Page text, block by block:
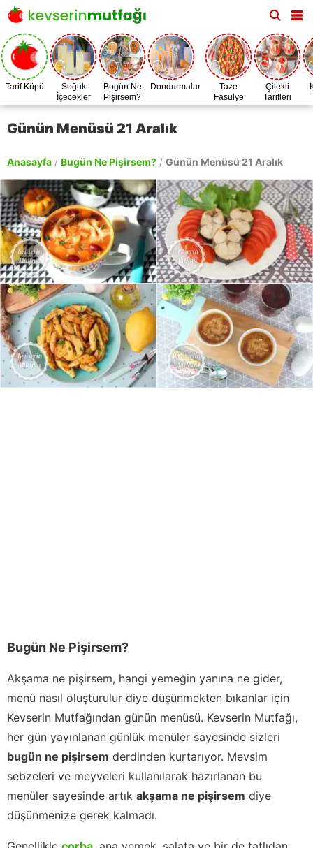
Tarif Küpü
Soğuk
İçecekler
Bugün Ne
Pişirsem?
Dondurmalar
Taze
Fasulye
Zamanı
Çilekli
Tarifleri
Günün Menüsü 21 Aralık
Anasayfa / Bugün Ne Pişirsem? / Günün Menüsü 21 Aralık
Bugün Ne Pişirsem?
Akşama ne pişirsem, hangi yemeğin yanına ne gider,
menü nasıl oluşturulur diye düşünmekten bıkanlar için
Kevserin Mutfağından günün menüsü. Kevserin Mutfağı,
her gün yayınlanan günlük menüler sayesinde sizleri
bugün ne pişirsem derdinden kurtarıyor. Mevsim
sebzeleri ve meyveleri kullanılarak hazırlanan bu
menüler sayesinde artık akşama ne pişirsem diye
düşünmenize gerek kalmadı.